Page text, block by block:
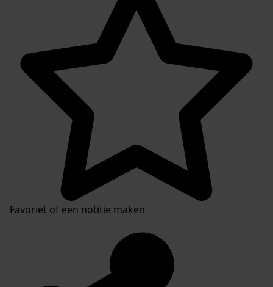
2488 WOO - Gemeente Hoorn, 2023
Mijn Studiezaal